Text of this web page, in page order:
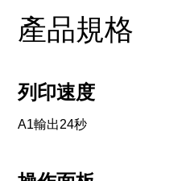
產品規格
列印速
A1輸出